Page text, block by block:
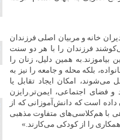
خانه و مربیان اصلی فرزندان‌
فرزندان را با هر دو سنت
همین دلیل، زنان را
بلکه محله و جامعه را نیز به
امکان ایجاد تقابل یا
اجتماعی، ایمن‌تر.رایزن
داده است که دانش‌آموزانی که از
با هم‌کلاسی‌های متفاوت مذهبی
همکاری را از کودکی می‌کارند.»